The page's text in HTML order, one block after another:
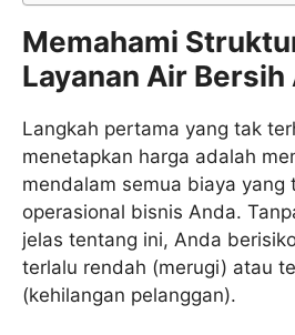
Memahami
Layanan Air Bersih
Langkah pertama yang tak
menetapkan harga adalah
mendalam semua biaya yang
operasional bisnis Anda.
jelas tentang ini, Anda
terlalu rendah (merugi) atau
(kehilangan pelanggan).